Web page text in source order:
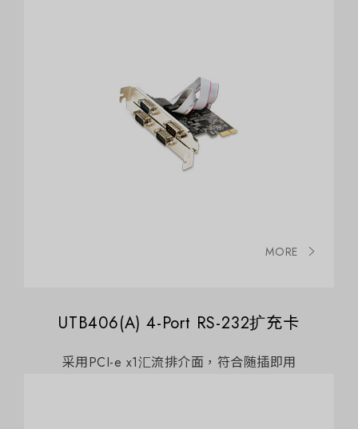
MORE
UTB406(A) 4-Port RS-232扩充卡
采用PCI-e x1汇流排介面，符合随插即用